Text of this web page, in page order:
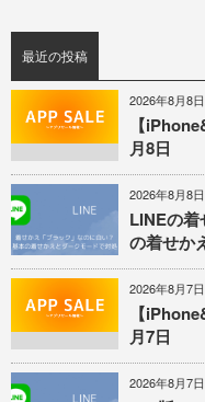
最近の投稿
2026年8月8日
【
月8日
2026年8月8日
LINEの
の着せか
2026年8月7日
【
月7日
2026年8月7日